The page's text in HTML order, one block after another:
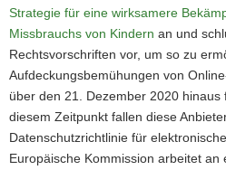
Strategie für eine wirksamere
Missbrauchs von Kindern an und
Rechtsvorschriften vor, um so zu
Aufdeckungsbemühungen von
über den 21. Dezember 2020
diesem Zeitpunkt fallen diese
Datenschutzrichtlinie für
Europäische Kommission arbeitet